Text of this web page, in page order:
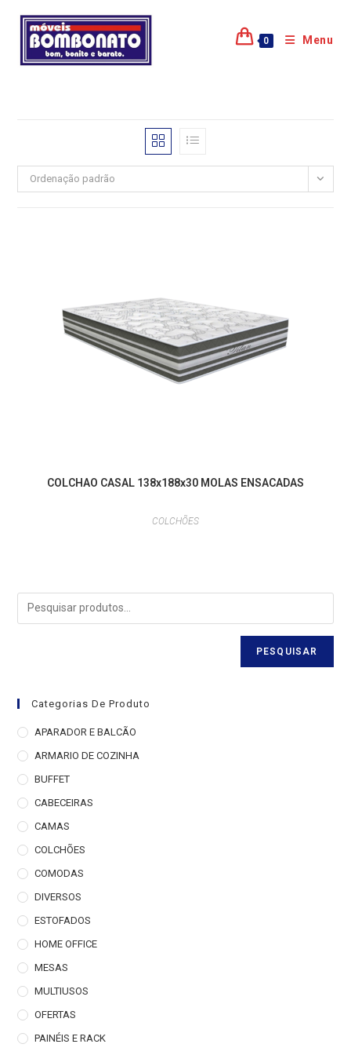
0 Menu
Ordenação padrão
COLCHAO CASAL 138x188x30 MOLAS ENSACADAS
COLCHÕES
PESQUISAR
Categorias De Produto
APARADOR E BALCÃO
ARMARIO DE COZINHA
BUFFET
CABECEIRAS
CAMAS
COLCHÕES
COMODAS
DIVERSOS
ESTOFADOS
HOME OFFICE
MESAS
MULTIUSOS
OFERTAS
PAINÉIS E RACK